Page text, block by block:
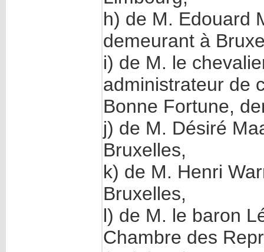
h) de M. Edouard
demeurant à
i) de M. le
administrateur de
Bonne Fortune,
j) de M. Désiré
Bruxelles,
k) de M. Henri
Bruxelles,
l) de M. le baron
Chambre des